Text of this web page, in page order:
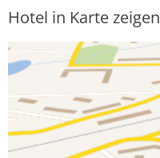
Hotel in Karte zeigen